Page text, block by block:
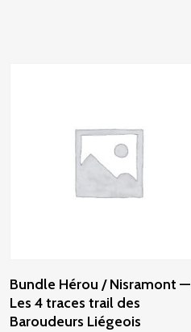
Ajouter Au Panier
Bundle Hérou / Nisramont —
Les 4 traces trail des
Baroudeurs Liégeois